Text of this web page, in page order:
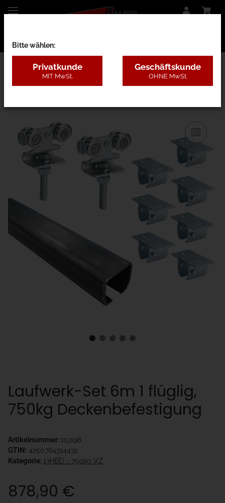
13HBD - 750kg VZ
Laufwerk-Set 6m 1 flüglig,
750kg Deckenbefestigung
Artikelnummer: 113198
GTIN: 4250764314431
Kategorie: 13HBD - 750kg VZ
878,90 €
Bitte wählen:
Privatkunde
MIT MwSt.
Geschäftskunde
OHNE MwSt.